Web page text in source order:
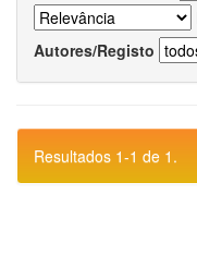
Autores/Registo
Resultados 1-1 de 1.